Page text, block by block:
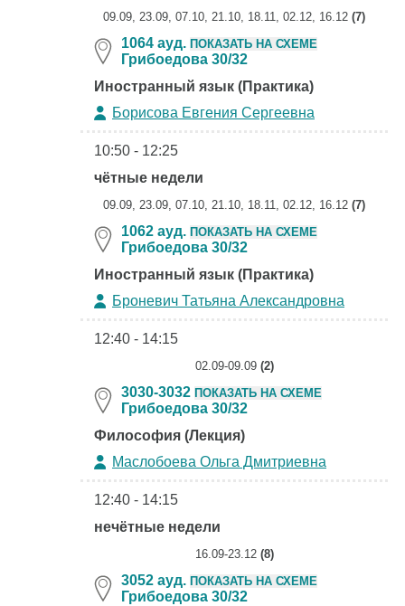
09.09, 23.09, 07.10, 21.10, 18.11, 02.12, 16.12 (7)
1064 ауд. ПОКАЗАТЬ НА СХЕМЕ
Грибоедова 30/32
Иностранный язык (Практика)
Борисова Евгения Сергеевна
10:50 - 12:25
чётные недели
09.09, 23.09, 07.10, 21.10, 18.11, 02.12, 16.12 (7)
1062 ауд. ПОКАЗАТЬ НА СХЕМЕ
Грибоедова 30/32
Иностранный язык (Практика)
Броневич Татьяна Александровна
12:40 - 14:15
02.09-09.09 (2)
3030-3032 ПОКАЗАТЬ НА СХЕМЕ
Грибоедова 30/32
Философия (Лекция)
Маслобоева Ольга Дмитриевна
12:40 - 14:15
нечётные недели
16.09-23.12 (8)
3052 ауд. ПОКАЗАТЬ НА СХЕМЕ
Грибоедова 30/32